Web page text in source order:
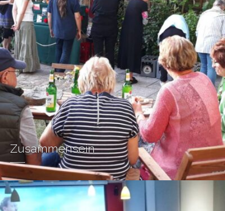
Zusammensein